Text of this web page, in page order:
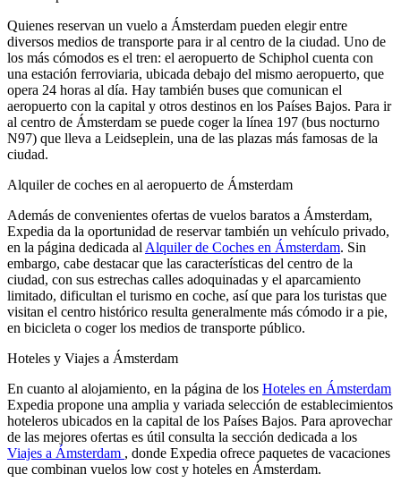
Quienes reservan un vuelo a Ámsterdam pueden elegir entre
diversos medios de transporte para ir al centro de la ciudad. Uno de
los más cómodos es el tren: el aeropuerto de Schiphol cuenta con
una estación ferroviaria, ubicada debajo del mismo aeropuerto, que
opera 24 horas al día. Hay también buses que comunican el
aeropuerto con la capital y otros destinos en los Países Bajos. Para ir
al centro de Ámsterdam se puede coger la línea 197 (bus nocturno
N97) que lleva a Leidseplein, una de las plazas más famosas de la
ciudad.
Alquiler de coches en al aeropuerto de Ámsterdam
Además de convenientes ofertas de vuelos baratos a Ámsterdam,
Expedia da la oportunidad de reservar también un vehículo privado,
en la página dedicada al Alquiler de Coches en Ámsterdam. Sin
embargo, cabe destacar que las características del centro de la
ciudad, con sus estrechas calles adoquinadas y el aparcamiento
limitado, dificultan el turismo en coche, así que para los turistas que
visitan el centro histórico resulta generalmente más cómodo ir a pie,
en bicicleta o coger los medios de transporte público.
Hoteles y Viajes a Ámsterdam
En cuanto al alojamiento, en la página de los Hoteles en Ámsterdam
Expedia propone una amplia y variada selección de establecimientos
hoteleros ubicados en la capital de los Países Bajos. Para aprovechar
de las mejores ofertas es útil consulta la sección dedicada a los
Viajes a Ámsterdam , donde Expedia ofrece paquetes de vacaciones
que combinan vuelos low cost y hoteles en Ámsterdam.